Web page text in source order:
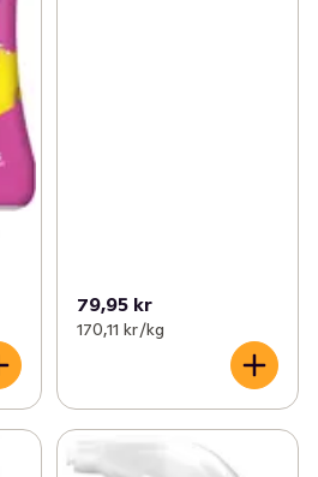
79,95 kr
170,11 kr /kg